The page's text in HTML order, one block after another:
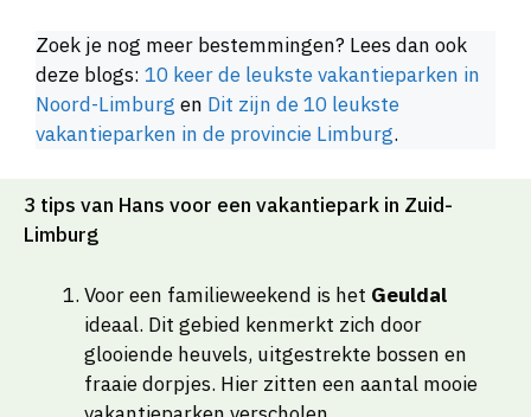
Zoek je nog meer bestemmingen? Lees dan ook
deze blogs: 10 keer de leukste vakantieparken in
Noord-Limburg en Dit zijn de 10 leukste
vakantieparken in de provincie Limburg.
3 tips van Hans voor een vakantiepark in Zuid-
Limburg
Voor een familieweekend is het Geuldal
ideaal. Dit gebied kenmerkt zich door
glooiende heuvels, uitgestrekte bossen en
fraaie dorpjes. Hier zitten een aantal mooie